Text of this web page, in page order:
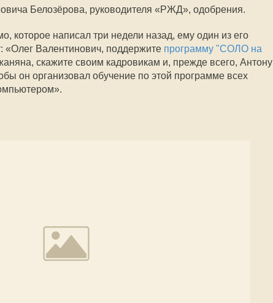
Белозёрова, руководителя «РЖД», одобрения.
которое написал три недели назад, ему один из его
«Олег Валентинович, поддержите программу "СОЛО на
скажите своим кадровикам и, прежде всего, Антону
он организовал обучение по этой программе всех